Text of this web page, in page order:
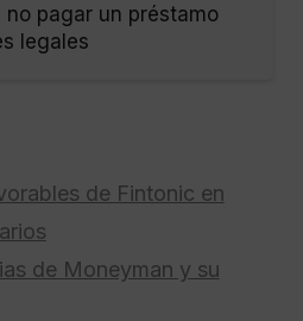
no pagar un préstamo
legales
de Fintonic en
de Moneyman y su